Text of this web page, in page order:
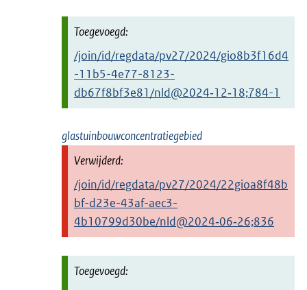
/join/id/regdata/pv27/2024/gio8b3f16d4
-11b5-4e77-8123-
db67f8bf3e81/nld@2024‑12‑18;784-1
glastuinbouwconcentratiegebied
/join/id/regdata/pv27/2024/22gioa8f48b
bf-d23e-43af-aec3-
4b10799d30be/nld@2024‑06‑26;836